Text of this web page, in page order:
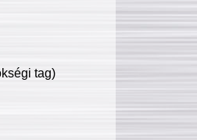
tag)